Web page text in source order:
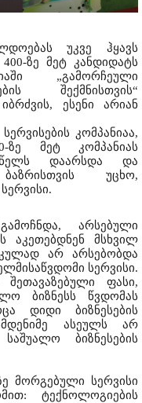
უკვე ჰყავს
ზე მეტ კანდიდატს
„გამორჩეული
შექმნისთვის“
ესენი არიან
კომპანიაა,
მეტ კომპანიას
წელს დაარსდა და
უცხო,
არსებული
აკეთებდნენ მსხვილ
არ არსებობდა
სერვისი.
ფასი,
ბიზნესს წვდომას
დიდი ბიზნესების
ასეულს არ
ბიზნესების
მორგებული სერვისი
ტექნოლოგიების